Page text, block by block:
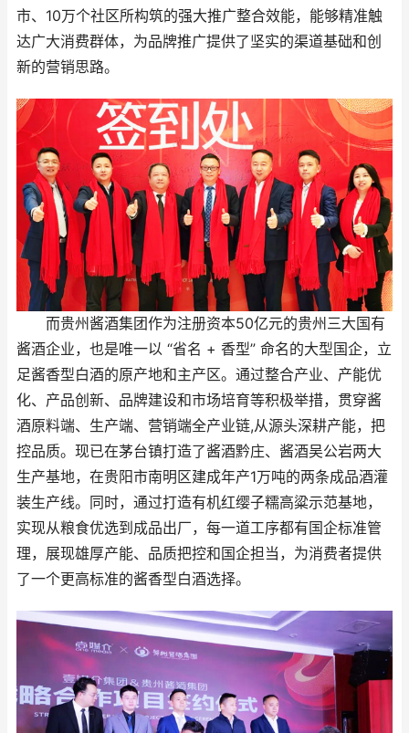
市、10万个社区所构筑的强大推广整合效能，能够精准触
达广大消费群体，为品牌推广提供了坚实的渠道基础和创
新的营销思路。
而贵州酱酒集团作为注册资本50亿元的贵州三大国有
酱酒企业，也是唯一以 “省名 + 香型” 命名的大型国企，立
足酱香型白酒的原产地和主产区。通过整合产业、产能优
化、产品创新、品牌建设和市场培育等积极举措，贯穿酱
酒原料端、生产端、营销端全产业链,从源头深耕产能，把
控品质。现已在茅台镇打造了酱酒黔庄、酱酒吴公岩两大
生产基地，在贵阳市南明区建成年产1万吨的两条成品酒灌
装生产线。同时，通过打造有机红缨子糯高粱示范基地，
实现从粮食优选到成品出厂，每一道工序都有国企标准管
理，展现雄厚产能、品质把控和国企担当，为消费者提供
了一个更高标准的酱香型白酒选择。